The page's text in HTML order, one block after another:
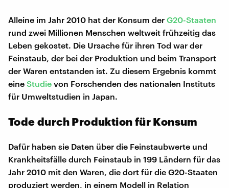
Alleine im Jahr 2010 hat der Konsum der G20-Staaten
rund zwei Millionen Menschen weltweit frühzeitig das
Leben gekostet. Die Ursache für ihren Tod war der
Feinstaub, der bei der Produktion und beim Transport
der Waren entstanden ist. Zu diesem Ergebnis kommt
eine Studie von Forschenden des nationalen Instituts
für Umweltstudien in Japan.
Tode durch Produktion für Konsum
Dafür haben sie Daten über die Feinstaubwerte und
Krankheitsfälle durch Feinstaub in 199 Ländern für das
Jahr 2010 mit den Waren, die dort für die G20-Staaten
produziert werden, in einem Modell in Relation